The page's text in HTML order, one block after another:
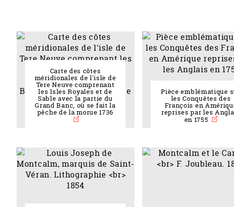
Carte des côtes
méridionales de l'isle de
Tere Neuve comprenant
les Isles Royales et de
Sable avec la partie du
Grand Banc, où se fait la
pêche de la morue 1736
Pièce emblématique
les Conquêtes des
François en
reprises par les
en 1755